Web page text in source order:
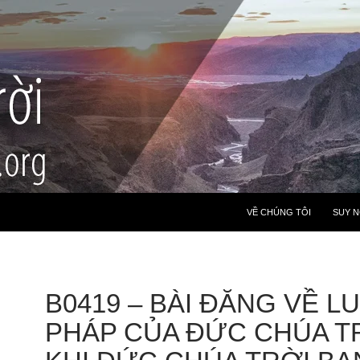
VỀ CHÚNG TÔI SUY
B0419 – BÀI ĐĂNG VỀ
PHÁP CỦA ĐỨC CHÚA